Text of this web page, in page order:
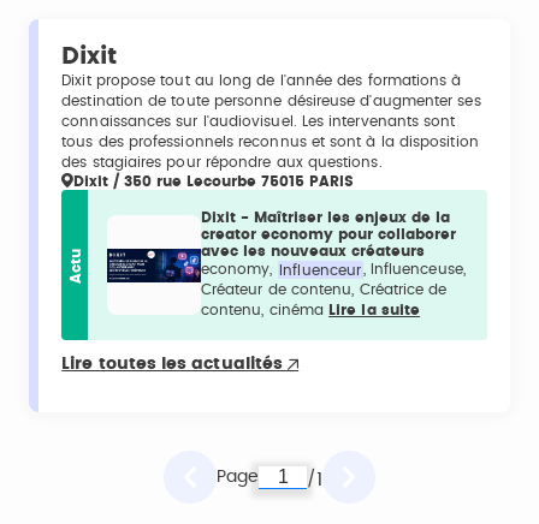
Dixit
Dixit propose tout au long de l'année des formations à
destination de toute personne désireuse d'augmenter ses
connaissances sur l'audiovisuel. Les intervenants sont
tous des professionnels reconnus et sont à la disposition
des stagiaires pour répondre aux questions.
Dixit / 350 rue Lecourbe 75015 PARIS
Actu
Dixit - Maîtriser les enjeux de la
creator economy pour collaborer
avec les nouveaux créateurs
economy,
Influenceur
, Influenceuse,
Créateur de contenu, Créatrice de
contenu, cinéma Lire la suite
Lire toutes les actualités
Page / 1